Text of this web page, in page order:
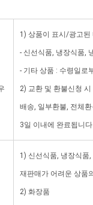
1) 상품이 표시/광고된
- 신선식품, 냉장식품,
- 기타 상품 : 수령일로
2) 교환 및 환불신청
배송, 일부환불, 전체
3일 이내에 완료됩니
1) 신선식품, 냉장식품
재판매가 어려운 상품
2) 화장품